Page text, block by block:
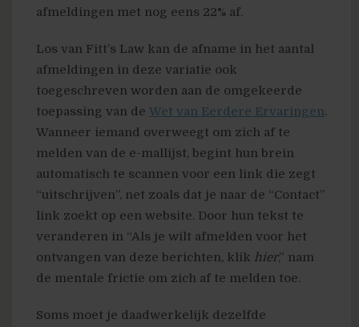
afmeldingen met nog eens 22% af.
Los van Fitt’s Law kan de afname in het aantal
afmeldingen in deze variatie ook
toegeschreven worden aan de omgekeerde
toepassing van de Wet van Eerdere Ervaringen.
Wanneer iemand overweegt om zich af te
melden van de e-mallijst, begint hun brein
automatisch te scannen voor een link die zegt
“uitschrijven”, net zoals dat je naar de “Contact”
link zoekt op een website. Door hun tekst te
veranderen in “Als je wilt afmelden voor het
ontvangen van deze berichten, klik hier,” nam
de mentale frictie om zich af te melden toe.
Soms moet je daadwerkelijk dezelfde